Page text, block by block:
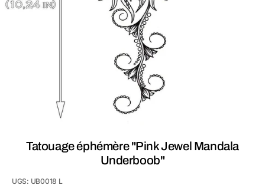
1
des
supports
multimédia
dans
la
vue
de
la
galerie
Tatouage éphémère "Pink Jewel Mandala
Underboob"
UGS: UB0018 L